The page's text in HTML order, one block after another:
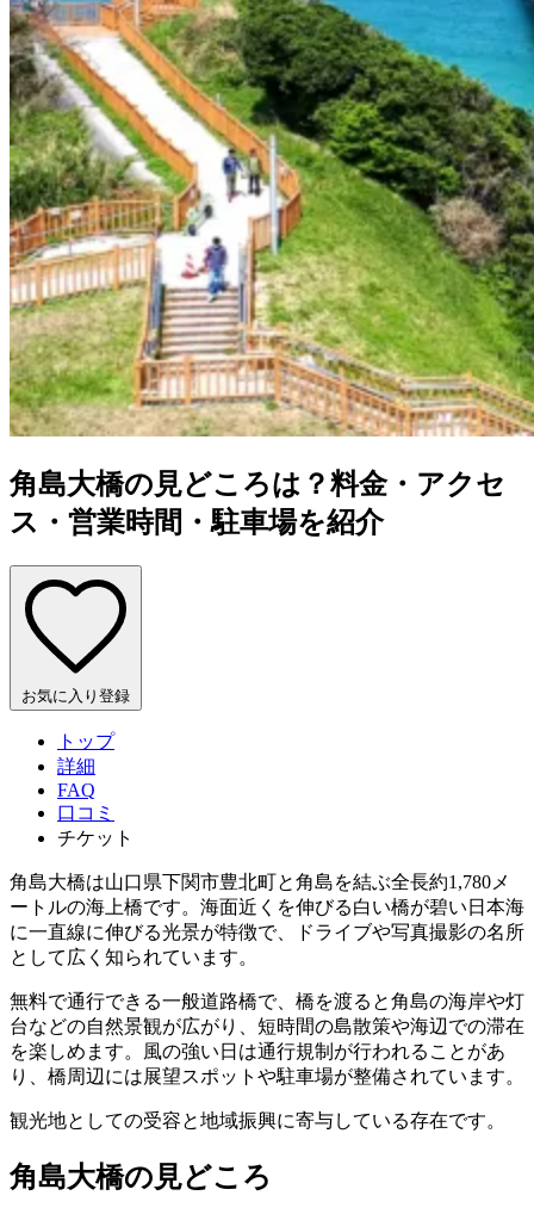
角島大橋の見どころは？料金・アクセ
ス・営業時間・駐車場を紹介
お気に入り登録
トップ
詳細
FAQ
口コミ
チケット
角島大橋は山口県下関市豊北町と角島を結ぶ全長約1,780メ
ートルの海上橋です。海面近くを伸びる白い橋が碧い日本海
に一直線に伸びる光景が特徴で、ドライブや写真撮影の名所
として広く知られています。
無料で通行できる一般道路橋で、橋を渡ると角島の海岸や灯
台などの自然景観が広がり、短時間の島散策や海辺での滞在
を楽しめます。風の強い日は通行規制が行われることがあ
り、橋周辺には展望スポットや駐車場が整備されています。
観光地としての受容と地域振興に寄与している存在です。
角島大橋の見どころ